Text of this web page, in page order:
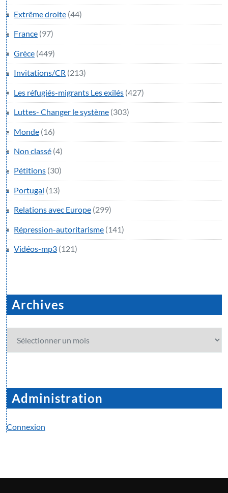
Extrême droite (44)
France (97)
Grèce (449)
Invitations/CR (213)
Les réfugiés-migrants Les exilés (427)
Luttes- Changer le système (303)
Monde (16)
Non classé (4)
Pétitions (30)
Portugal (13)
Relations avec Europe (299)
Répression-autoritarisme (141)
Vidéos-mp3 (121)
Archives
Archives
Administration
Connexion